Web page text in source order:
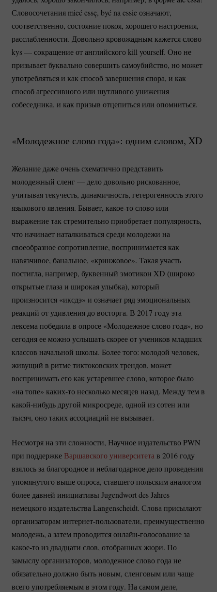
Словосочетания mieć essę, być na essie означают,
соответственно, состояние покоя, хорошего настроения,
расслабленности. Довольно кровожадным кажется слово
kys — сокращение от английского kill yourself. Оно не
призывает буквально совершить самоубийство, но может
употребляться и как способ завершения спора, и как
способ агрессивного или шутливого унижения
собеседника, и как призыв отцепиться или опомниться.
«Молодежное слово года»: одним словом, XD
Желание даже очень схематично представить
молодежный сленг — дело довольно рискованное,
учитывая текучесть, динамичность, гетерогенность этого
языкового явления. Бывает, какое-тослово или
выражение так стремительно приобретает популярность,
что начинает наталкиваться среди молодежи на
своеобразное сопротивление, воспринимается как
навязчивое, банальное, «кринжовое». Такая участь
постигла, например, буквенный эмотикон XD (широко
открытые глаза и широкая улыбка), который
произносится «иксдэ» и означает ряд эмоциональных
реакций от удивления до восторга. В 2017 году эта
лексема победила в опросе «Молодежное слово года», но
сегодня ее можно услышать скорее от учеников младших
классов начальной школы. Более того: молодой человек,
живущий в ритме тиктоковских трендов, может
воспринимать его как устаревшее слово, которое было
«на топе» каких-тонесколько месяцев назад. Между тем в
какой-нибудь другой микросреде, одной из сотен или
тысяч, оно таких ассоциаций не вызывает.
Несмотря на эти сложности, Научное издательство PWN
при поддержке Варшавского университета в 2016 году
взялось за благородное и неблагодарное дело проведения
упомянутого выше опроса, ставшего польским аналогом
более давней инициативы Jugendwort des Jahres
немецкого издательства Langenscheidt. Слова присылают
организатораминтернет-пользователи, преимущественно
молодежь, а затем проводитсяонлайн-голосование за
какое-тоиз двадцати слов, отобранных жюри. По
замыслу организаторов, молодежное слово года не
обязательно должно быть новым, сленговым или чаще
всего употребляемым в этом году. На самом деле,